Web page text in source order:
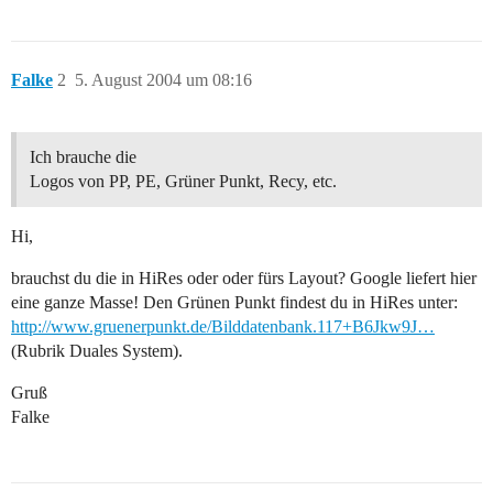
Falke 5. August 2004 um 08:16
2
Ich brauche die
Logos von PP, PE, Grüner Punkt, Recy, etc.
Hi,
brauchst du die in HiRes oder oder fürs Layout? Google liefert hier
eine ganze Masse! Den Grünen Punkt findest du in HiRes unter:
http://www.gruenerpunkt.de/Bilddatenbank.117+B6Jkw9J…
(Rubrik Duales System).
Gruß
Falke